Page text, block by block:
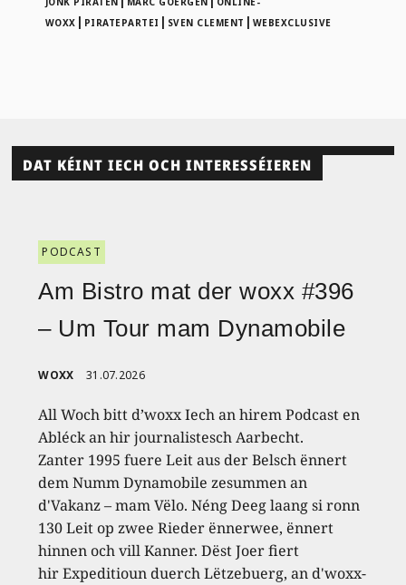
WOXX | PIRATEPARTEI | SVEN CLEMENT | WEBEXCLUSIVE
DAT KÉINT IECH OCH INTERESSÉIEREN
PODCAST
Am Bistro mat der woxx #396
– Um Tour mam Dynamobile
WOXX 31.07.2026
All Woch bitt d’woxx Iech an hirem Podcast en
Abléck an hir journalistesch Aarbecht.
Zanter 1995 fuere Leit aus der Belsch ënnert
dem Numm Dynamobile zesummen an
d'Vakanz – mam Vëlo. Néng Deeg laang si ronn
130 Leit op zwee Rieder ënnerwee, ënnert
hinnen och vill Kanner. Dëst Joer fiert
hir Expeditioun duerch Lëtzebuerg, an d'woxx-